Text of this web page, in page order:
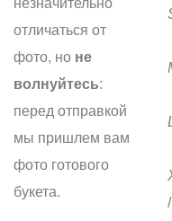
незначительно
отличаться от
фото, но не
волнуйтесь:
перед отправкой
мы пришлем вам
фото готового
букета.